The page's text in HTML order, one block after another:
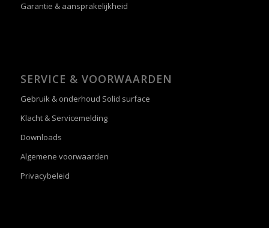
Garantie & aansprakelijkheid
SERVICE & VOORWAARDEN
Gebruik & onderhoud Solid surface
Klacht & Servicemelding
Downloads
Algemene voorwaarden
Privacybeleid